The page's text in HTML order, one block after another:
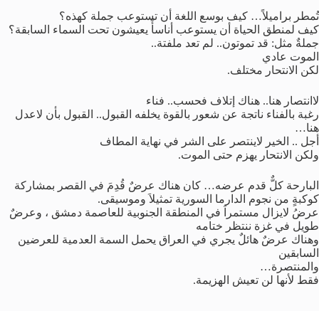
تُمطر براميلاً… كيف بوسع اللغة أن تستوعب جملة كهذه؟
كيف لمنطق الحياة أن يستوعب أناسأً يعيشون تحت السماء السابقة؟
جملةٌ مثل: قد تموتون.. لم تعد ملفتة..
الموت عادي
لكن الانتحار مختلف.
لاانتصار هنا.. هناك إتلاف فحسب.. فناء
رغبة بالفناء ناتجة عن شعور بالقوة يخلفه القبول.. القبول بأن لاعدل
هنا…
أجل .. الخير لاينتصر على الشر في نهاية المطاف
ولكن الانتحار يهزم حتى الموت.
البارحة كلٌّ قدم عرضه… كان هناك عرضٌ قُدِمَ في القصر بمشاركة
كوكبةٍ من نجوم الدارما السورية تمثيلاَ وموسيقى.
عرضُ لايزال مستمراَ في المنطقة الجنوبية للعاصمة دمشق ، وعرضٌ
طويل في غزة ننتظر ختامه
وهناك عرضٌ هائلٌ يجري في العراق يحمل السمة العدمية للعرضين
السابقين
والمنتصرة…
فقط لأنها لن تعيش الهزيمة.